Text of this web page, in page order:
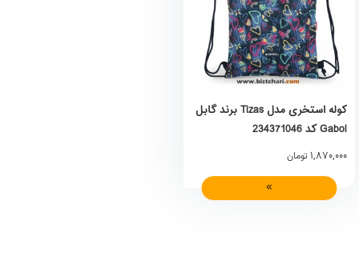
کوله استخری مدل Tizas برند گابل
Gabol کد 234371046
1,870,000 تومان